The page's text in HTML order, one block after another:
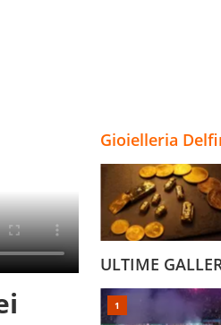
Gioielleria
ULTIME